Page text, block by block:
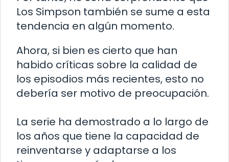
Los Simpson también se sume a esta
tendencia en algún momento.
Ahora, si bien es cierto que han
habido críticas sobre la calidad de
los episodios más recientes, esto no
debería ser motivo de preocupación.
La serie ha demostrado a lo largo de
los años que tiene la capacidad de
reinventarse y adaptarse a los